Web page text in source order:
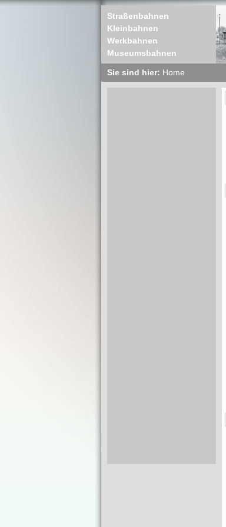
Straßenbahnen
Kleinbahnen
Werkbahnen
Museumsbahnen
Sie sind hier: Home